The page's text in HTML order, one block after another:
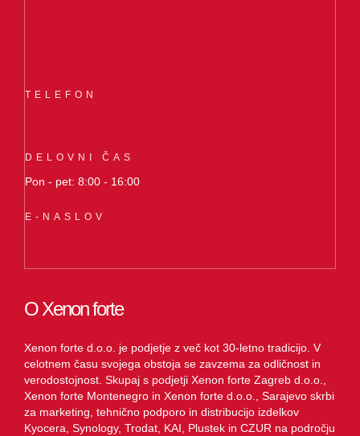
TELEFON
DELOVNI ČAS
Pon - pet: 8:00 - 16:00
E-NASLOV
O Xenon forte
Xenon forte d.o.o. je podjetje z več kot 30-letno tradicijo. V
celotnem času svojega obstoja se zavzema za odličnost in
verodostojnost. Skupaj s podjetji Xenon forte Zagreb d.o.o.,
Xenon forte Montenegro in Xenon forte d.o.o., Sarajevo skrbi
za marketing, tehnično podporo in distribucijo izdelkov
Kyocera, Synology, Trodat, KAI, Plustek in CZUR na področju